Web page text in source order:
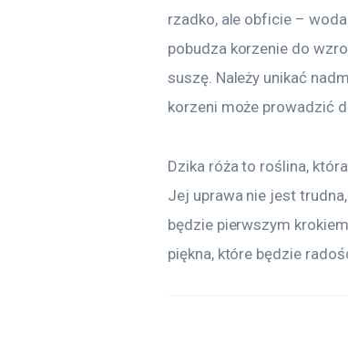
rzadko, ale obficie –
pobudza korzenie do
suszę. Należy unikać
korzeni może prowadzić
Dzika róża to roślina,
Jej uprawa nie jest
będzie pierwszym
piękna, które będzie